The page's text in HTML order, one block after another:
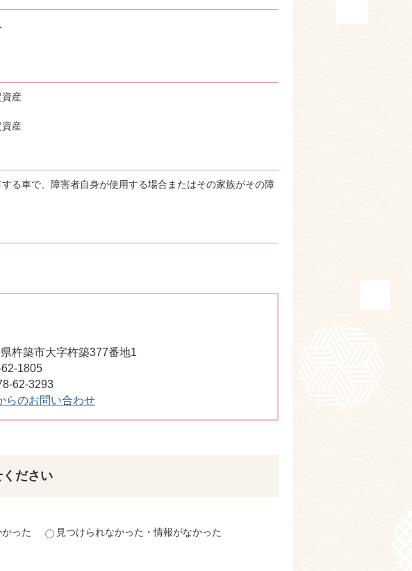
資産
資産
る車で、障害者自身が使用する場合またはその家族がその障
杵築市大字杵築377番地1
1805
62-3293
らのお問い合わせ
ださい
った 見つけられなかった・情報がなかった